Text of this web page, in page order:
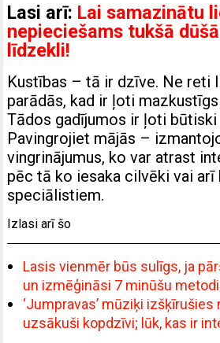
Lasi arī: Lai samazinātu
nepieciešams tukšā
līdzekli!
Kustības – tā ir dzīve. Ne reti
parādās, kad ir ļoti
Tādos gadījumos ir ļoti
Pavingrojiet mājās –
vingrinājumus, ko var atrast
pēc tā ko iesaka cilvēki vai
speciālistiem.
Izlasi arī šo
Lasis vienmēr būs sulīgs, ja
un izmēģināsi 7 minūšu metodi
‘Jumpravas’ mūziķi izšķīrušies
uzsākuši kopdzīvi; lūk, kas ir